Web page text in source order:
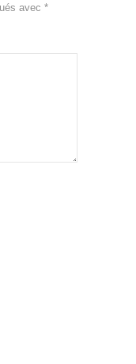
avec *